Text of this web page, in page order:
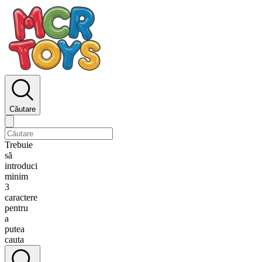
Căutare
Trebuie
să
introduci
minim
3
caractere
pentru
a
putea
cauta